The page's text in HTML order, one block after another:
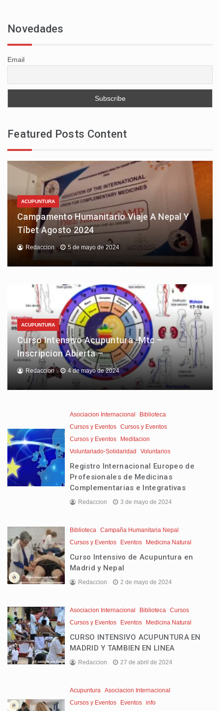
Novedades
Email
Featured Posts Content
ACUPUNTURA
Campamento Humanitario Viaje A Nepal Y
Tíbet Agosto 2024
Redaccion 5 de mayo de 2024
ACUPUNTURA
Curso Intensivo Acupuntura -Mtc –
Inscripcion Abierta –
Redaccion 4 de mayo de 2024
Asociacion Internacional
Biblioteca
Cursos y Eventos Cursos y Eventos
Cursos y Eventos
Meditacion
Voluntariado-Solidaridad
Voluntarios
Registro Internacional Europeo de
Profesionales de Medicinas
Complementarias e Integrativas
Redaccion 3 de mayo de 2024
Biblioteca Campaña Humanitaria Nepal
Cursos y Eventos
Eventos Medicina Natural
Curso Intensivo de Acupuntura en
Madrid y Nepal
Redaccion 2 de mayo de 2024
Asociacion Internacional Biblioteca Cursos
Cursos y Eventos
Eventos Medicina Natural
CURSO INTENSIVO ACUPUNTURA EN
MADRID Y TAMBIEN EN LINEA
Redaccion 27 de abril de 2024
Acupuntura Asociacion Internacional
Cursos y Eventos
Eventos info